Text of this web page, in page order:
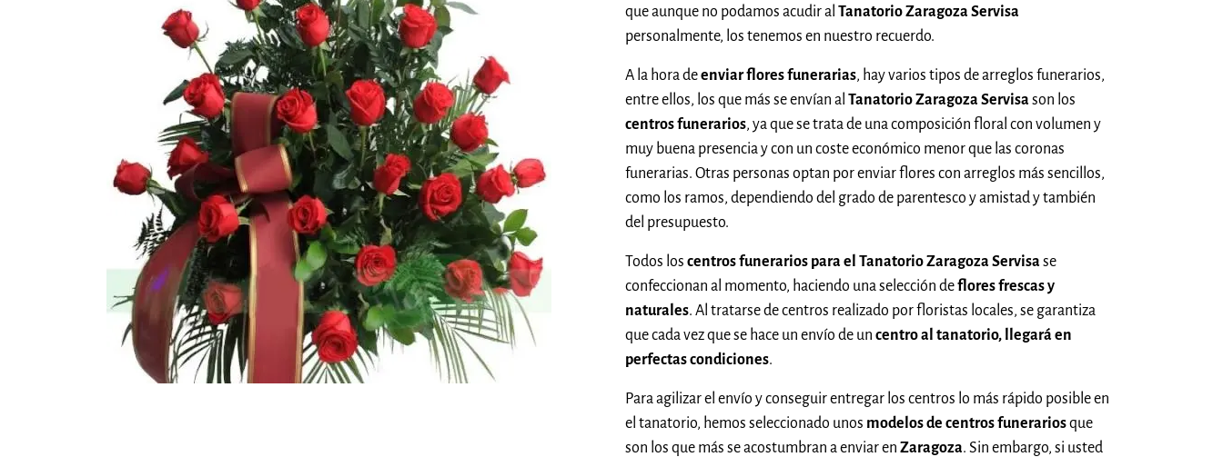
que aunque no podamos acudir al Tanatorio Zaragoza Servisa
personalmente, los tenemos en nuestro recuerdo.
A la hora deenviar flores funerarias, hay varios tipos de arreglos funerarios,
entre ellos, los que más se envían al Tanatorio Zaragoza Servisason los
centros funerarios, ya que se trata de una composición floral con volumen y
muy buena presencia y con un coste económico menor que las coronas
funerarias. Otras personas optan por enviar flores con arreglos más sencillos,
como los ramos, dependiendo del grado de parentesco y amistad y también
del presupuesto.
Todos los centros funerarios para el Tanatorio Zaragoza Servisase
confeccionan al momento, haciendo una selección deflores frescas y
naturales. Al tratarse de centros realizado por floristas locales, se garantiza
que cada vez que se hace un envío de un centro al tanatorio, llegará en
perfectas condiciones.
Para agilizar el envío y conseguir entregar los centros lo más rápido posible en
el tanatorio, hemos seleccionado unos modelos de centros funerariosque
son los que más se acostumbran a enviar en Zaragoza. Sin embargo, si usted